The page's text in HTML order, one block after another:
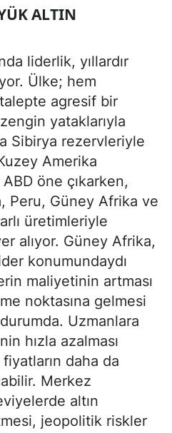
ALTIN
liderlik, yıllardır
Ülke; hem
agresif bir
yataklarıyla
Sibirya rezervleriyle
Amerika
öne çıkarken,
Peru, Güney Afrika ve
üretimleriyle
alıyor. Güney Afrika,
konumundaydı
maliyetinin artması
noktasına gelmesi
Uzmanlara
hızla azalması
daha da
Merkez
altın
jeopolitik riskler